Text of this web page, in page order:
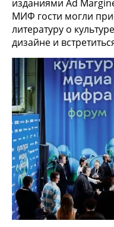
изданиями Ad
МИФ гости могли
литературу о
дизайне и